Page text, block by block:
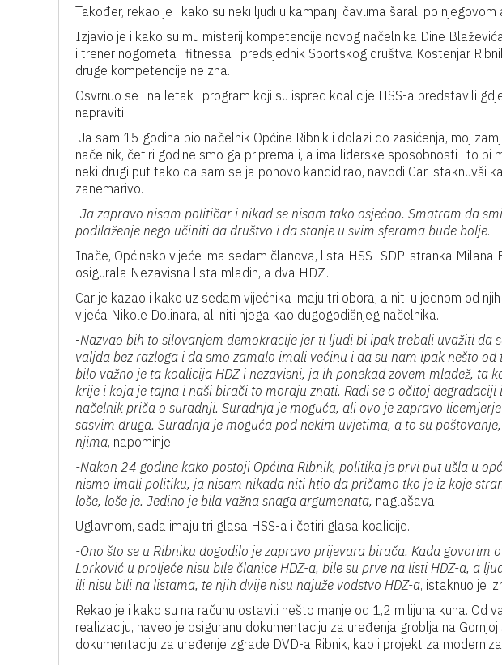
Također, rekao je i kako su neki ljudi u kampanji čavlima šarali po njegovom
Izjavio je i kako su mu misterij kompetencije novog načelnika Dine
i trener nogometa i fitnessa i predsjednik Sportskog društva Kostenjar
druge kompetencije ne zna.
Osvrnuo se i na letak i program koji su ispred koalicije HSS-a predstavili
napraviti.
-Ja sam 15 godina bio načelnik Općine Ribnik i dolazi do zasićenja, moj
načelnik, četiri godine smo ga pripremali, a ima liderske sposobnosti i to bi
neki drugi put tako da sam se ja ponovo kandidirao, navodi Car istaknuvši
zanemarivo.
-Ja zapravo nisam političar i nikad se nisam tako osjećao. Smatram da
podilaženje nego učiniti da društvo i da stanje u svim sferama bude bolje.
Inače, Općinsko vijeće ima sedam članova, lista HSS -SDP-stranka
osigurala Nezavisna lista mladih, a dva HDZ.
Car je kazao i kako uz sedam vijećnika imaju tri obora, a niti u jednom od
vijeća Nikole Dolinara, ali niti njega kao dugogodišnjeg načelnika.
-Nazvao bih to silovanjem demokracije jer ti ljudi bi ipak trebali uvažiti da
valjda bez razloga i da smo zamalo imali većinu i da su nam ipak nešto
bilo važno je ta koalicija HDZ i nezavisni, ja ih ponekad zovem mladež, ta
krije i koja je tajna i naši birači to moraju znati. Radi se o očitoj
načelnik priča o suradnji. Suradnja je moguća, ali ovo je zapravo
sasvim druga. Suradnja je moguća pod nekim uvjetima, a to su
njima, napominje.
-Nakon 24 godine kako postoji Općina Ribnik, politika je prvi put ušla u
nismo imali politiku, ja nisam nikada niti htio da pričamo tko je iz koje
loše, loše je. Jedino je bila važna snaga argumenata, naglašava.
Uglavnom, sada imaju tri glasa HSS-a i četiri glasa koalicije.
-Ono što se u Ribniku dogodilo je zapravo prijevara birača. Kada govorim
Lorković u proljeće nisu bile članice HDZ-a, bile su prve na listi HDZ-a, a
ili nisu bili na listama, te njih dvije nisu najuže vodstvo HDZ-a, istaknuo je
Rekao je i kako su na računu ostavili nešto manje od 1,2 milijuna kuna. Od
realizaciju, naveo je osiguranu dokumentaciju za uređenja groblja na Gornjoj
dokumentaciju za uređenje zgrade DVD-a Ribnik, kao i projekt za